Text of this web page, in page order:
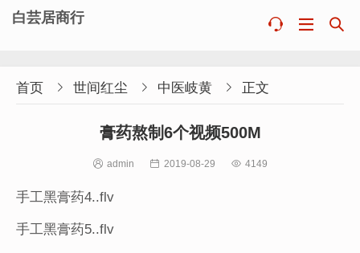
白芸居商行 


首页  世间红尘  中医岐黄  正文
膏药熬制6个视频500M
 admin  2019-08-29  4149
手工黑膏药4..flv
手工黑膏药5..flv